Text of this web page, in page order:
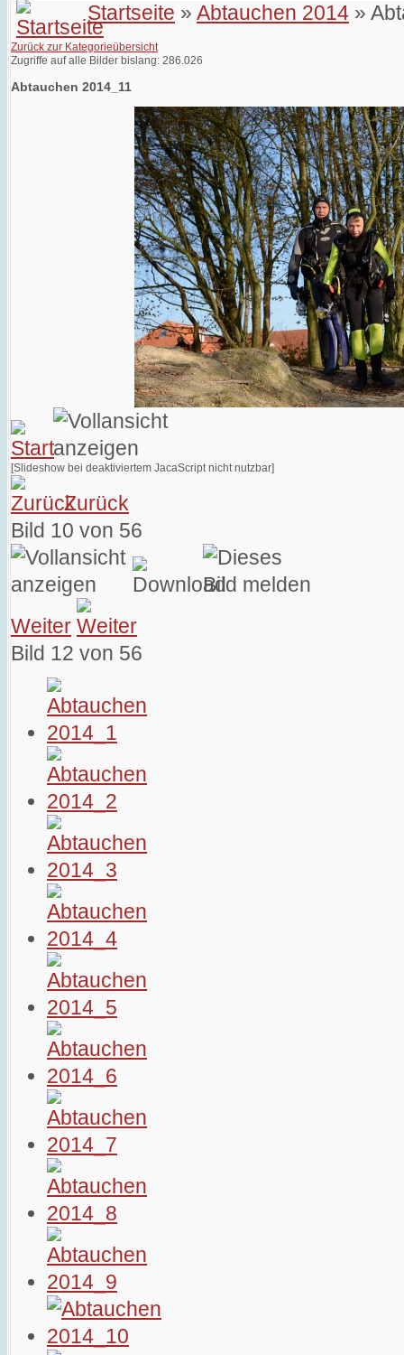
Startseite » Abtauchen 2014 »
Zurück zur Kategorieübersicht
Zugriffe auf alle Bilder bislang: 286.026
Abtauchen 2014_11
[Slideshow bei deaktiviertem JacaScript nicht nutzbar]
Zurück
Bild 10 von 56
Weiter
Bild 12 von 56